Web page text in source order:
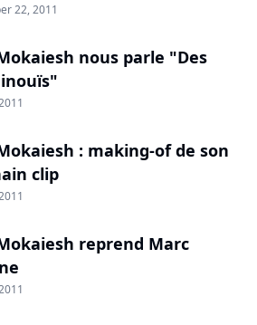
22, 2011
nous parle "Des
: making-of de son
clip
reprend Marc